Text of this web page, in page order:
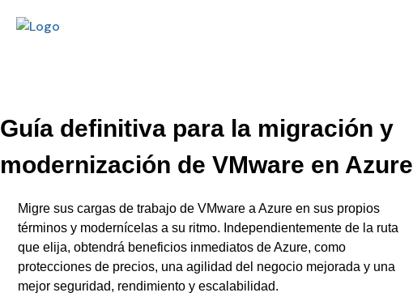
Guía definitiva para la migración y
modernización de VMware en Azure
Migre sus cargas de trabajo de VMware a Azure en sus propios
términos y modernícelas a su ritmo. Independientemente de la ruta
que elija, obtendrá beneficios inmediatos de Azure, como
protecciones de precios, una agilidad del negocio mejorada y una
mejor seguridad, rendimiento y escalabilidad.